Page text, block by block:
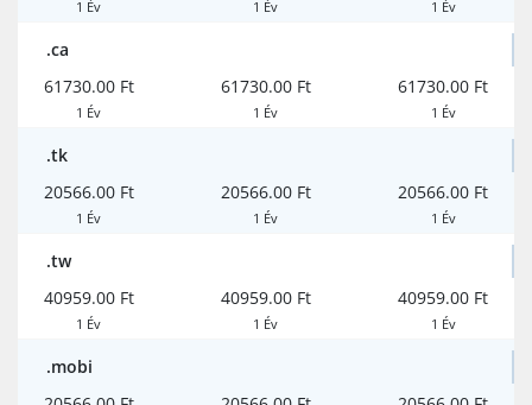
1 Év 1 Év 1 Év
.ca
61730.00 Ft
1 Év
61730.00 Ft
1 Év
61730.00 Ft
1 Év
.tk
20566.00 Ft
1 Év
20566.00 Ft
1 Év
20566.00 Ft
1 Év
.tw
40959.00 Ft
1 Év
40959.00 Ft
1 Év
40959.00 Ft
1 Év
.mobi